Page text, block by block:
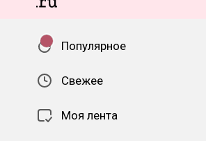
Популярное
Свежее
Моя лента